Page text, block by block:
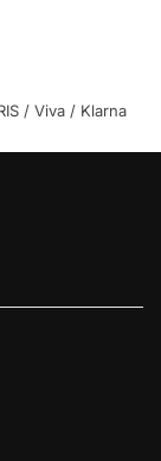
/ Viva / Klarna